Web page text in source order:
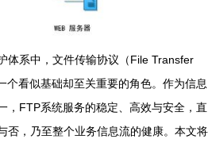
体系中，文件传输协议（File Transfer
个看似基础却至关重要的角色。作为信息
，FTP系统服务的稳定、高效与安全，直
否，乃至整个业务信息流的健康。本文将